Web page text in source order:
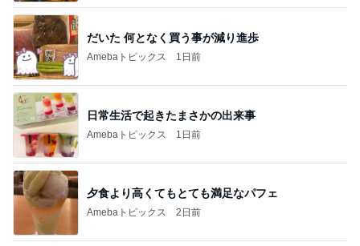
だいた 何となく買う事が減り進歩
Amebaトピックス 1日前
日常生活で起きたまさかの出来事
Amebaトピックス 1日前
夕食より高くてもとても満足なパフェ
Amebaトピックス 2日前